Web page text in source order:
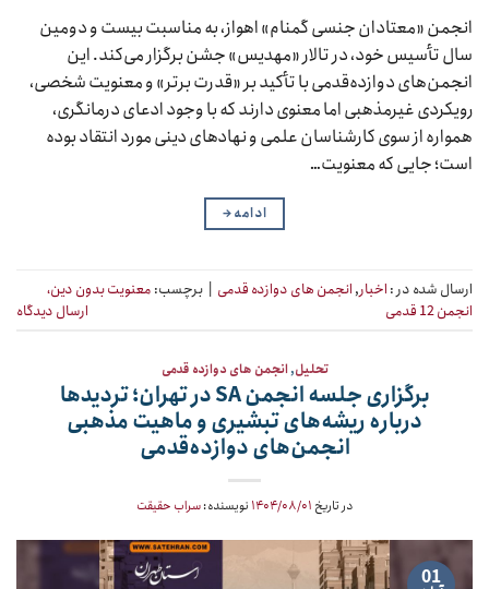
انجمن «معتادان جنسی گمنام» اهواز، به مناسبت بیست و دومین
سال تأسیس خود، در تالار «مهدیس» جشن برگزار می‌کند. این
انجمن‌های دوازده‌قدمی با تأکید بر «قدرت برتر» و معنویت شخصی،
رویکردی غیرمذهبی اما معنوی دارند که با وجود ادعای درمانگری،
همواره از سوی کارشناسان علمی و نهادهای دینی مورد انتقاد بوده
است؛ جایی که معنویت…
ادامه→
ارسال شده در : اخبار, انجمن های دوازده قدمی | برچسب: معنویت بدون دین،
انجمن 12 قدمی
ارسال دیدگاه
تحلیل,انجمن های دوازده قدمی
برگزاری جلسه انجمن SA در تهران؛ تردیدها
درباره ریشه‌های تبشیری و ماهیت مذهبی
انجمن‌های دوازده‌قدمی
در تاریخ ۱۴۰۴/۰۸/۰۱ نویسنده:سراب حقیقت
01